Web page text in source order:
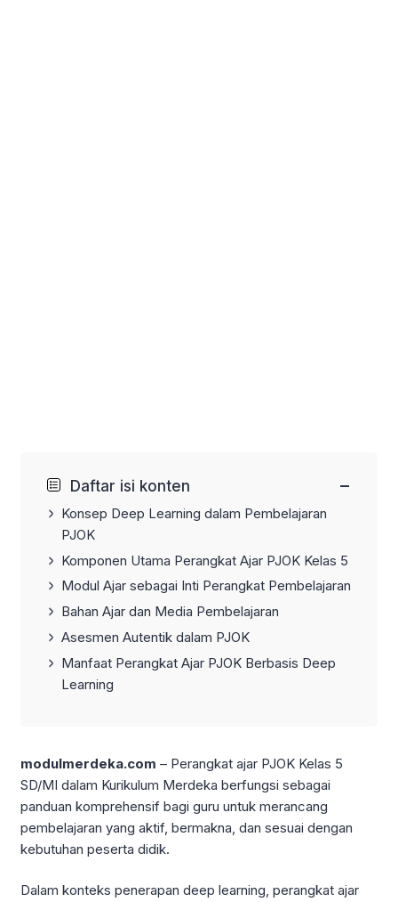
Daftar isi konten −
Konsep Deep Learning dalam Pembelajaran
PJOK
Komponen Utama Perangkat Ajar PJOK Kelas 5
Modul Ajar sebagai Inti Perangkat Pembelajaran
Bahan Ajar dan Media Pembelajaran
Asesmen Autentik dalam PJOK
Manfaat Perangkat Ajar PJOK Berbasis Deep
Learning
modulmerdeka.com – Perangkat ajar PJOK Kelas 5
SD/MI dalam Kurikulum Merdeka berfungsi sebagai
panduan komprehensif bagi guru untuk merancang
pembelajaran yang aktif, bermakna, dan sesuai dengan
kebutuhan peserta didik.
Dalam konteks penerapan deep learning, perangkat ajar